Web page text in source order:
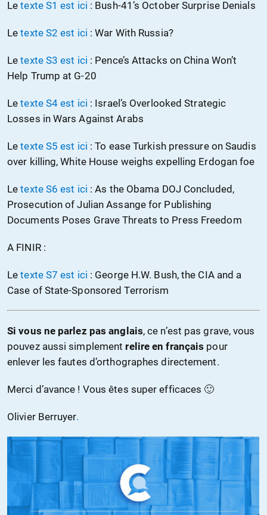
Letexte S1 est ici : Bush-41’s October Surprise Denials
Letexte S2 est ici : War With Russia?
Letexte S3 est ici : Pence’s Attacks on China Won’t
Help Trump at G-20
Letexte S4 est ici : Israel’s Overlooked Strategic
Losses in Wars Against Arabs
Letexte S5 est ici : To ease Turkish pressure on Saudis
over killing, White House weighs expelling Erdogan foe
Letexte S6 est ici : As the Obama DOJ Concluded,
Prosecution of Julian Assange for Publishing
Documents Poses Grave Threats to Press Freedom
A FINIR :
Letexte S7 est ici : George H.W. Bush, the CIA and a
Case of State-Sponsored Terrorism
Si vous ne parlez pas anglais, ce n’est pas grave, vous
pouvez aussi simplement relire en français pour
enlever les fautes d’orthographes directement.
Merci d’avance ! Vous êtes super efficaces 🙂
Olivier Berruyer.